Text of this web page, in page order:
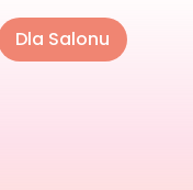
Dla Salonu